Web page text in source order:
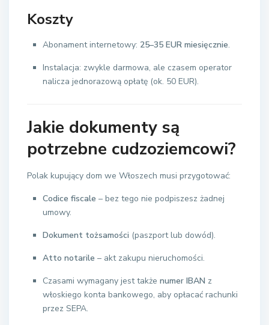
Koszty
Abonament internetowy: 25–35 EUR miesięcznie.
Instalacja: zwykle darmowa, ale czasem operator
nalicza jednorazową opłatę (ok. 50 EUR).
Jakie dokumenty są
potrzebne cudzoziemcowi?
Polak kupujący dom we Włoszech musi przygotować:
Codice fiscale – bez tego nie podpiszesz żadnej
umowy.
Dokument tożsamości (paszport lub dowód).
Atto notarile – akt zakupu nieruchomości.
Czasami wymagany jest także numer IBAN z
włoskiego konta bankowego, aby opłacać rachunki
przez SEPA.